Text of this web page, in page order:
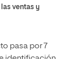
ventas y
pasa por 7